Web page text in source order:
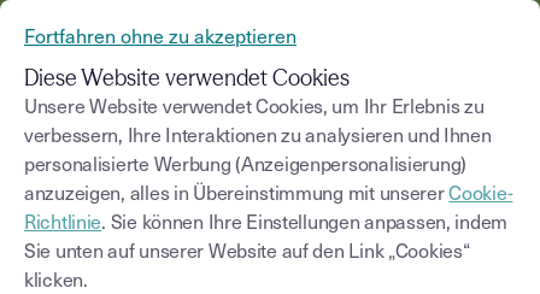
Blog
Kategorie auswählen Saisissez un terme
Fortfahren ohne zu akzeptieren
Diese Website verwendet Cookies
Unsere Website verwendet Cookies, um Ihr Erlebnis zu
verbessern, Ihre Interaktionen zu analysieren und Ihnen
personalisierte Werbung (Anzeigenpersonalisierung)
anzuzeigen, alles in Übereinstimmung mit unsererCookie-
Richtlinie. Sie können Ihre Einstellungen anpassen, indem
Sie unten auf unserer Website auf den Link „Cookies“
klicken.